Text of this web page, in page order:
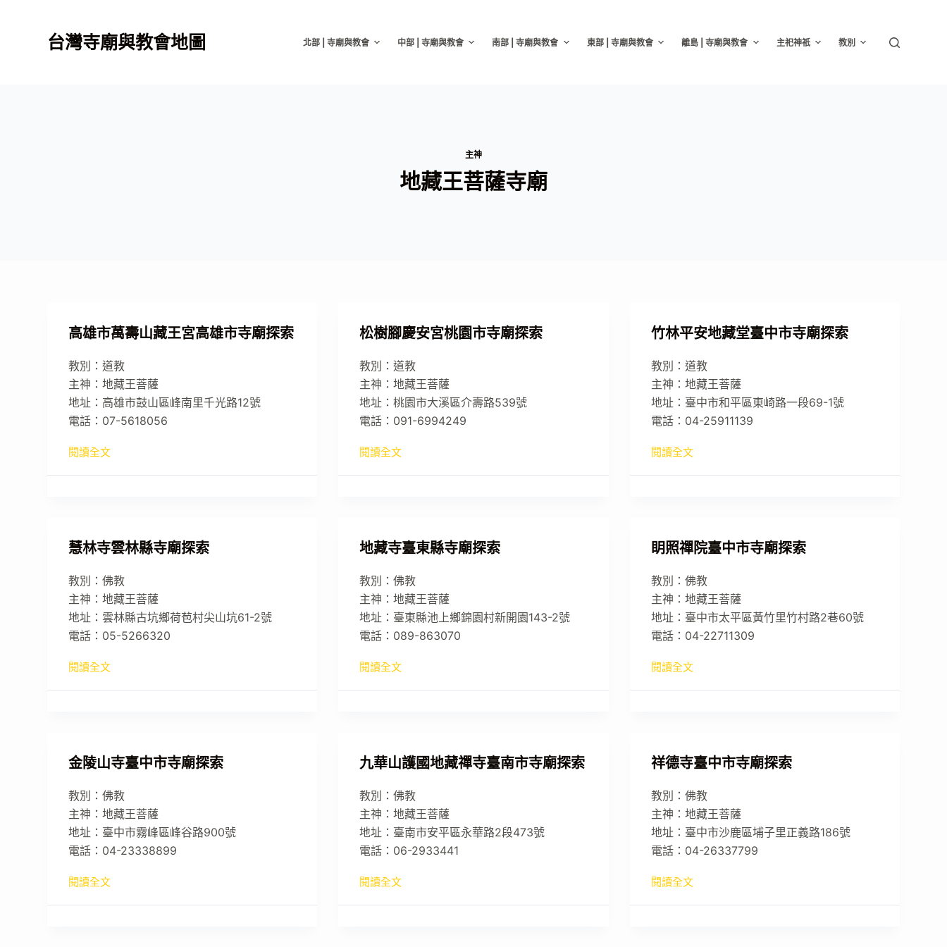
台灣寺廟與教會地圖 北部 | 寺廟與教會 中部 | 寺廟與教會 南部 | 寺廟與教會 東部 | 寺廟與教會 離島 | 寺廟與教會 主祀神祇 教別
主神
地藏王菩薩寺廟
高雄市萬壽山藏王宮高雄市寺廟探索
教別：道教
主神：地藏王菩薩
地址：高雄市鼓山區峰南里千光路12號
電話：07-5618056
閱讀全文
松樹腳慶安宮桃園市寺廟探索
教別：道教
主神：地藏王菩薩
地址：桃園市大溪區介壽路539號
電話：091-6994249
閱讀全文
竹林平安地藏堂臺中市寺廟探索
教別：道教
主神：地藏王菩薩
地址：臺中市和平區東崎路一段69-1號
電話：04-25911139
閱讀全文
慧林寺雲林縣寺廟探索
教別：佛教
主神：地藏王菩薩
地址：雲林縣古坑鄉荷苞村尖山坑61-2號
電話：05-5266320
閱讀全文
地藏寺臺東縣寺廟探索
教別：佛教
主神：地藏王菩薩
地址：臺東縣池上鄉錦園村新開園143-2號
電話：089-863070
閱讀全文
眀照禪院臺中市寺廟探索
教別：佛教
主神：地藏王菩薩
地址：臺中市太平區黃竹里竹村路2巷60號
電話：04-22711309
閱讀全文
金陵山寺臺中市寺廟探索
教別：佛教
主神：地藏王菩薩
地址：臺中市霧峰區峰谷路900號
電話：04-23338899
閱讀全文
九華山護國地藏禪寺臺南市寺廟探索
教別：佛教
主神：地藏王菩薩
地址：臺南市安平區永華路2段473號
電話：06-2933441
閱讀全文
祥德寺臺中市寺廟探索
教別：佛教
主神：地藏王菩薩
地址：臺中市沙鹿區埔子里正義路186號
電話：04-26337799
閱讀全文